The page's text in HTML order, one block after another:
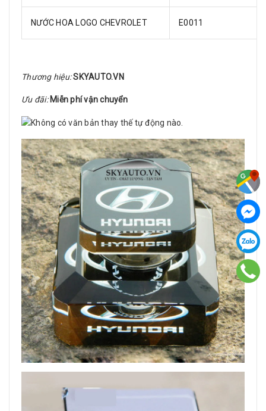
NƯỚC HOA LOGO CHEVROLET E0011
Thương hiệu: SKYAUTO.VN
Ưu đãi:Miễn phí vận chuyển